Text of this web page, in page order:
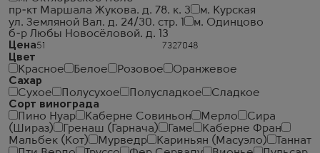
пр-кт Маршала Жукова. д. 78. к. 3
м. Курская
ул. Земляной Вал. д. 24/30. стр. 1
м. Одинцово
б-р Любы Новосёловой. д. 13
Цена
Цвет
Красное
Белое Розовое
Оранжевое
Сахар
Сухое
Полусухое Полусладкое
Сладкое
Сорт винограда
Пино Нуар
Каберне Совиньон Мерло
Сира
(Шираз)
Гренаш (Гарнача) Гаме
Каберне Фран
Мальбек (Кот)
Мурведр Кариньян (Масуэло)
Таннат